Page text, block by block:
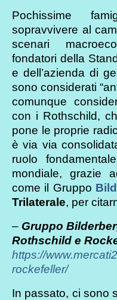
Pochissime
sopravvivere al
scenari
fondatori della
e dell’azienda di
sono considerati
comunque
con i Rothschild,
pone le proprie
è via via
ruolo
mondiale, grazie
come il Gruppo
Trilaterale, per
– Gruppo
Rothschild e
https://
rockefeller/
In passato, ci sono